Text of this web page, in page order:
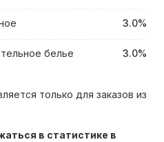
3.0%
белье 3.0%
только для заказов из
в статистике в